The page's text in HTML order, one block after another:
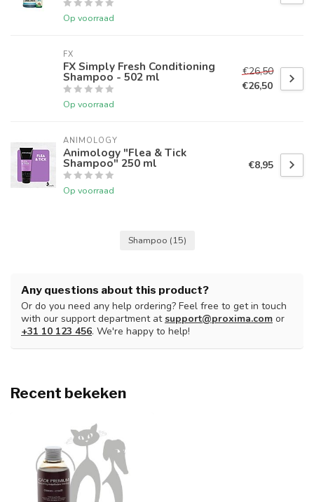
Op voorraad
FX
FX Simply Fresh Conditioning
Shampoo - 502 ml
Op voorraad
€26,50
€26,50
ANIMOLOGY
Animology "Flea & Tick
Shampoo" 250 ml
Op voorraad
€8,95
Shampoo (15)
Any questions about this product?
Or do you need any help ordering? Feel free to get in touch
with our support department atsupport@proxima.com or
+31 10 123 456. We're happy to help!
Recent bekeken